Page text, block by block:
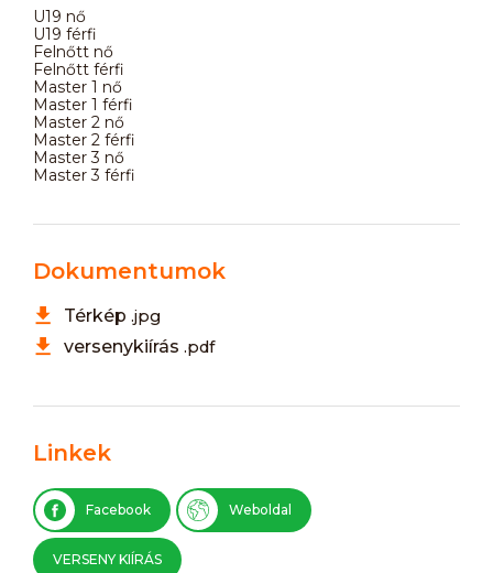
U19 nő
U19 férfi
Felnőtt nő
Felnőtt férfi
Master 1 nő
Master 1 férfi
Master 2 nő
Master 2 férfi
Master 3 nő
Master 3 férfi
Dokumentumok
Térkép .jpg
versenykiírás .pdf
Linkek
Facebook Weboldal
VERSENY KIÍRÁS